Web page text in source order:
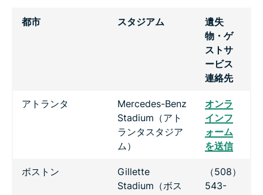
都市 スタジアム
遺失
物・ゲ
ストサ
ービス
連絡先
アトランタ
Mercedes-Benz
Stadium（アト
ランタスタジア
ム）
オンラ
インフ
ォーム
を送信
ボストン
Gillette
Stadium（ボス
（508）
543-